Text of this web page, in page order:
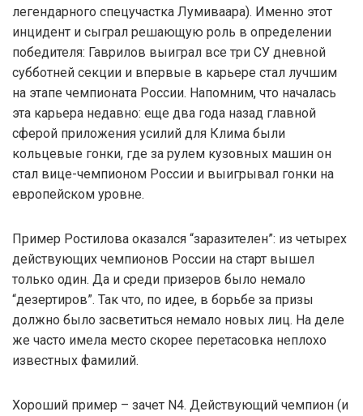
легендарного спецучастка Лумиваара). Именно этот
инцидент и сыграл решающую роль в определении
победителя: Гаврилов выиграл все три СУ дневной
субботней секции и впервые в карьере стал лучшим
на этапе чемпионата России. Напомним, что началась
эта карьера недавно: еще два года назад главной
сферой приложения усилий для Клима были
кольцевые гонки, где за рулем кузовных машин он
стал вице-чемпионом России и выигрывал гонки на
европейском уровне.
Пример Ростилова оказался “заразителен”: из четырех
действующих чемпионов России на старт вышел
только один. Да и среди призеров было немало
“дезертиров”. Так что, по идее, в борьбе за призы
должно было засветиться немало новых лиц. На деле
же часто имела место скорее перетасовка неплохо
известных фамилий.
Хороший пример – зачет N4. Действующий чемпион (и